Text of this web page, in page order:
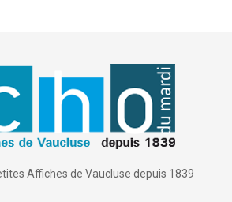
Affiches de Vaucluse depuis 1839